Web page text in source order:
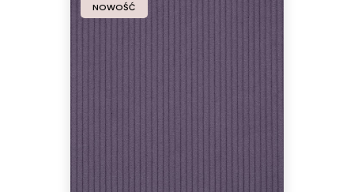
NOWOŚĆ